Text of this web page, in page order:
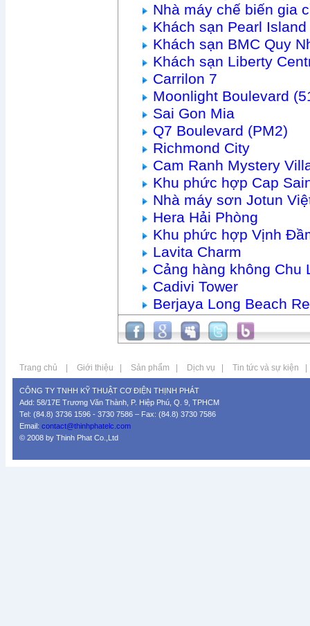
Nhà máy chế biến gia
Khách sạn Pearl
Khách sạn BMC Quy
Khách sạn Liberty
Carrilon 7
Moonlight Boulevard
Sai Gon Mia
Q7 Boulevard (PM2)
Richmond City
Cam Ranh Mystery
Khu phức hợp Cap
Nhà máy sơn Jotun
Hera Hải Phòng
Khu phức hợp Vịnh
Lavita Charm
Cảng hàng không Chu
Cadivi Tower
Berjaya Long Beach
Trang chủ Giới thiệu Sản phẩm Dịch vụ Tin tức và sự kiện
CÔNG TY TNHH KỸ THUẬT CƠ ĐIỆN THỊNH PHÁT
Add: 58/17E Trương Văn Thành, P. Hiệp Phú, Q. 9, TPHCM
Tel: (84.8) 3736 1596 - 3730 7586 – Fax: (84.8) 3730 7586
Email: contact@thinhphatelc.com
© 2008 by Thinh Phat Co.,Ltd